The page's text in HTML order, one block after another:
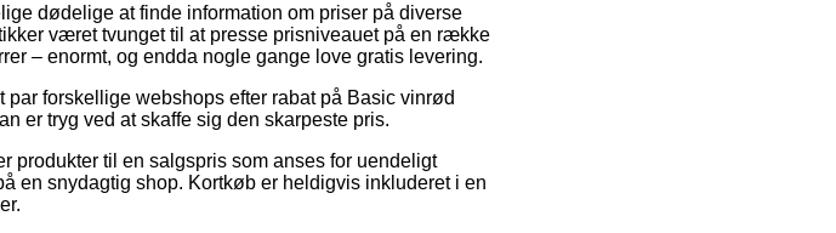
dødelige at finde information om priser på diverse
været tvunget til at presse prisniveauet på en række
– enormt, og endda nogle gange love gratis levering.
forskellige webshops efter rabat på Basic vinrød
er tryg ved at skaffe sig den skarpeste pris.
produkter til en salgspris som anses for uendeligt
en snydagtig shop. Kortkøb er heldigvis inkluderet i en